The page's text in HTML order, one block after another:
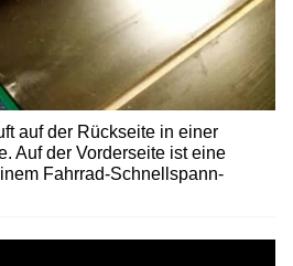
auf der Rückseite in einer
Auf der Vorderseite ist eine
Fahrrad-Schnellspann-